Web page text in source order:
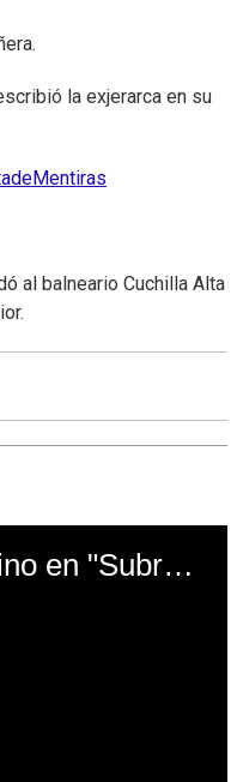
la exjerarca en su
al balneario Cuchilla Alta
El mal momento de Yanina Gasañol con un hincha argentino en "Subrayado"